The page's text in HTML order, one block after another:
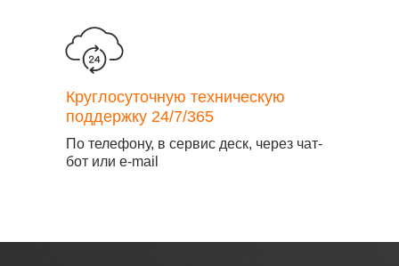
По телефону, в сервис деск, через чат-
бот или e-mail
Круглосуточную техническую
поддержку 24/7/365